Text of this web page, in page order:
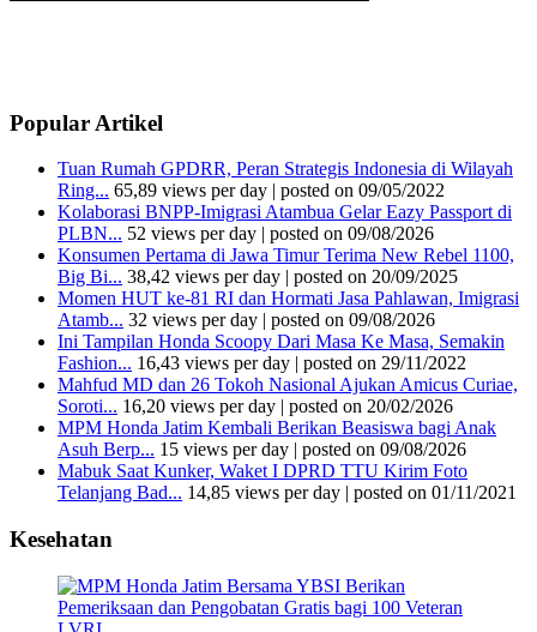
Popular Artikel
Tuan Rumah GPDRR, Peran Strategis Indonesia di Wilayah
Ring... 65,89 views per day | posted on 09/05/2022
Kolaborasi BNPP-Imigrasi Atambua Gelar Eazy Passport di
PLBN... 52 views per day | posted on 09/08/2026
Konsumen Pertama di Jawa Timur Terima New Rebel 1100,
Big Bi... 38,42 views per day | posted on 20/09/2025
Momen HUT ke-81 RI dan Hormati Jasa Pahlawan, Imigrasi
Atamb... 32 views per day | posted on 09/08/2026
Ini Tampilan Honda Scoopy Dari Masa Ke Masa, Semakin
Fashion... 16,43 views per day | posted on 29/11/2022
Mahfud MD dan 26 Tokoh Nasional Ajukan Amicus Curiae,
Soroti... 16,20 views per day | posted on 20/02/2026
MPM Honda Jatim Kembali Berikan Beasiswa bagi Anak
Asuh Berp... 15 views per day | posted on 09/08/2026
Mabuk Saat Kunker, Waket I DPRD TTU Kirim Foto
Telanjang Bad... 14,85 views per day | posted on 01/11/2021
Kesehatan